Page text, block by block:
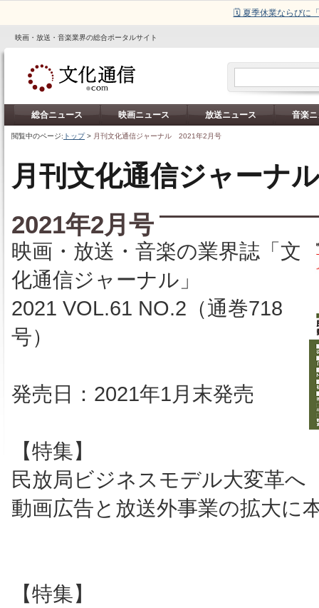
🗓️ 夏季休業ならびに
映画・放送・音楽業界の総合ポータルサイト
総合ニュース 映画ニュース 放送ニュース 音楽
閲覧中のページ: トップ> 月刊文化通信ジャーナル 2021年2月号
月刊文化通信ジャーナル
2021年2月号
映画・放送・音楽の業界誌「文
化通信ジャーナル」
2021 VOL.61 NO.2（通巻718
号）
発売日：2021年1月末発売
【特集】
民放局ビジネスモデル大変革へ
動画広告と放送外事業の拡大に
【特集】